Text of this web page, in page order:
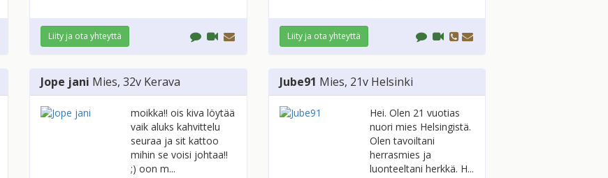
Liity ja ota yhteyttä Liity ja ota yhteyttä
Jope jani Mies, 32v Kerava
moikka!! ois kiva löytää
vaik aluks kahvittelu
seuraa ja sit kattoo
mihin se voisi johtaa!!
;) oon m...
Jube91 Mies, 21v Helsinki
Hei. Olen 21 vuotias
nuori mies Helsingistä.
Olen tavoiltani
herrasmies ja
luonteeltani herkkä. H...